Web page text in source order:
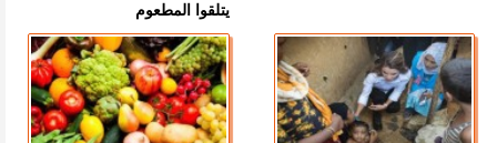
يتلقوا المطعوم